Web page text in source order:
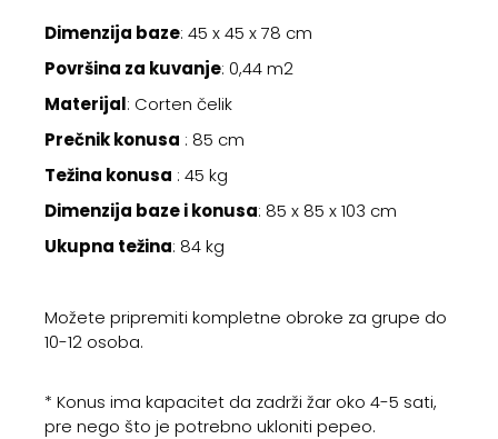
Dimenzija baze: 45 x 45 x 78 cm
Površina za kuvanje: 0,44 m2
Materijal: Corten čelik
Prečnik konusa : 85 cm
Težina konusa : 45 kg
Dimenzija baze i konusa: 85 x 85 x 103 cm
Ukupna težina: 84 kg
Možete pripremiti kompletne obroke za grupe do
10-12 osoba.
* Konus ima kapacitet da zadrži žar oko 4-5 sati,
pre nego što je potrebno ukloniti pepeo.